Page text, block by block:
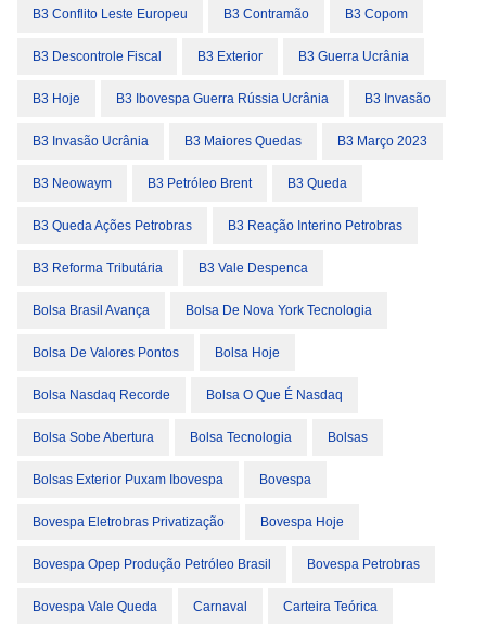
B3 Conflito Leste Europeu B3 Contramão B3 Copom
B3 Descontrole Fiscal B3 Exterior B3 Guerra Ucrânia
B3 Hoje B3 Ibovespa Guerra Rússia Ucrânia B3 Invasão
B3 Invasão Ucrânia B3 Maiores Quedas B3 Março 2023
B3 Neowaym B3 Petróleo Brent B3 Queda
B3 Queda Ações Petrobras B3 Reação Interino Petrobras
B3 Reforma Tributária B3 Vale Despenca
Bolsa Brasil Avança Bolsa De Nova York Tecnologia
Bolsa De Valores Pontos Bolsa Hoje
Bolsa Nasdaq Recorde Bolsa O Que É Nasdaq
Bolsa Sobe Abertura Bolsa Tecnologia Bolsas
Bolsas Exterior Puxam Ibovespa Bovespa
Bovespa Eletrobras Privatização Bovespa Hoje
Bovespa Opep Produção Petróleo Brasil Bovespa Petrobras
Bovespa Vale Queda Carnaval Carteira Teórica